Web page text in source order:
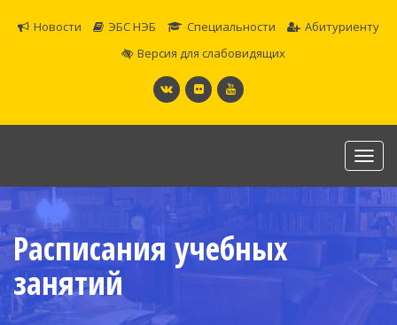
Новости ЭБС НЭБ Специальности
Абитуриенту
Версия для слабовидящих
САМАРСКОЕ ОБЛАСТНОЕ УЧИЛИЩЕ КУЛЬТУРЫ И
ИСКУССТВ
Официальный сайт
Расписания учебных
занятий